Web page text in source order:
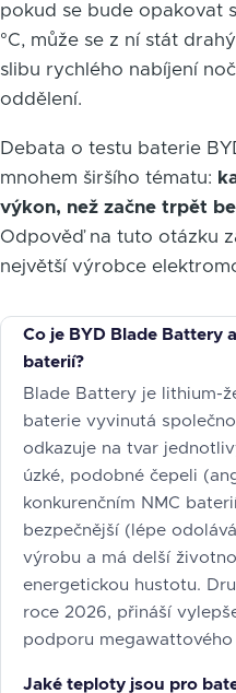
pokud se bude opakovat
°C, může se z ní stát
slibu rychlého nabíjení
oddělení.
Debata o testu baterie
mnohem širšího tématu:
výkon, než začne trpět
Odpověď na tuto otázku
největší výrobce
Co je BYD Blade Battery
baterií?
Blade Battery je lithium-
baterie vyvinutá
odkazuje na tvar
úzké, podobné čepeli
konkurenčním NMC
bezpečnější (lépe
výrobu a má delší
energetickou hustotu.
roce 2026, přináší
podporu megawattového
Jaké teploty jsou pro